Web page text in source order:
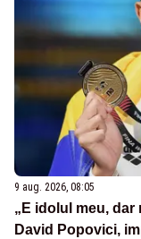
9 aug. 2026, 08:05
„E idolul meu,
David Popovici,